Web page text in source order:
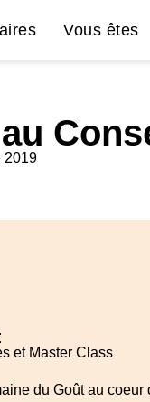
Vous êtes
2019
et Master Class
du Goût au